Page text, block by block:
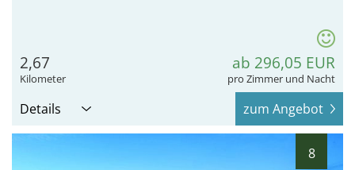
2,67
Kilometer
ab 296,05 EUR
pro Zimmer und Nacht
Details zum Angebot
8